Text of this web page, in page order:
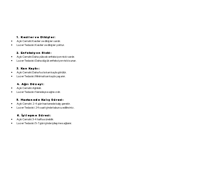
1. Kesiler ve Dikişler:
Açık Cerrahi: Kesiler ve dikişler vardır.
Lazer Tedavisi: Kesiler ve dikişler yoktur.
2. Enfeksiyon Riski:
Açık Cerrahi: Daha yüksek enfeksiyon riski vardır.
Lazer Tedavisi: Daha düşük enfeksiyon riski sunar.
3. Kan Kaybı:
Açık Cerrahi: Daha fazla kan kaybı görülür.
Lazer Tedavisi: Minimal kan kaybı yaşanır.
4. Ağrı Düzeyi:
Açık Cerrahi: Ağrılıdır.
Lazer Tedavisi: Neredeyse ağrısızdır.
5. Hastanede Kalış Süresi:
Açık Cerrahi: 2-4 gün hastanede kalış gerekir.
Lazer Tedavisi: 24 saat içinde taburcu edilirsiniz.
6. İyileşme Süresi:
Açık Cerrahi: 3-4 hafta sürebilir.
Lazer Tedavisi: 5-7 gün içinde iyileşme sağlanır.